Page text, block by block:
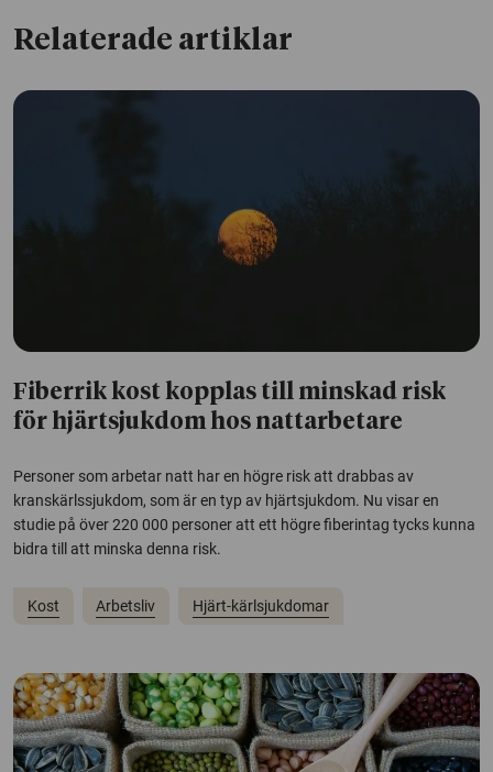
Relaterade artiklar
Fiberrik kost kopplas till minskad risk
för hjärtsjukdom hos nattarbetare
Personer som arbetar natt har en högre risk att drabbas av
kranskärlssjukdom, som är en typ av hjärtsjukdom. Nu visar en
studie på över 220 000 personer att ett högre fiberintag tycks kunna
bidra till att minska denna risk.
Kost Arbetsliv Hjärt-kärlsjukdomar